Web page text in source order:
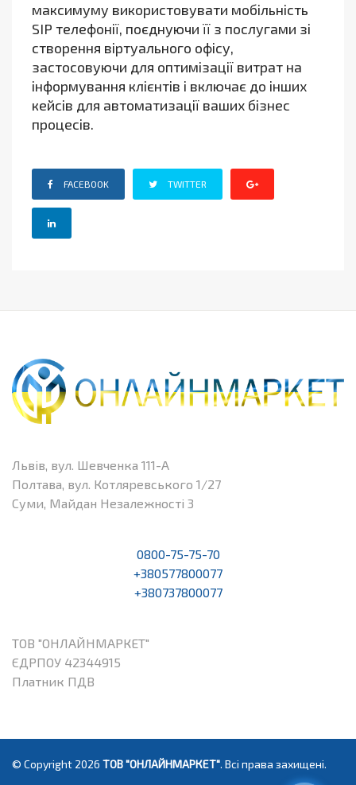
максимуму використовувати мобільність
SIP телефонії, поєднуючи її з послугами зі
створення віртуального офісу,
застосовуючи для оптимізації витрат на
інформування клієнтів і включає до інших
кейсів для автоматизації ваших бізнес
процесів.
FACEBOOK TWITTER
Львів, вул. Шевченка 111-А
Полтава, вул. Котляревського 1/27
Суми, Майдан Незалежності 3
0800-75-75-70
+380577800077
+380737800077
ТОВ "ОНЛАЙНМАРКЕТ"
ЄДРПОУ 42344915
Платник ПДВ
© Copyright 2026 ТОВ "ОНЛАЙНМАРКЕТ". Всі права захищені.